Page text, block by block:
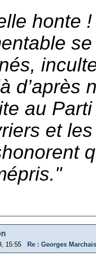
honte
d’après
au
et
15:55 Re : Georges